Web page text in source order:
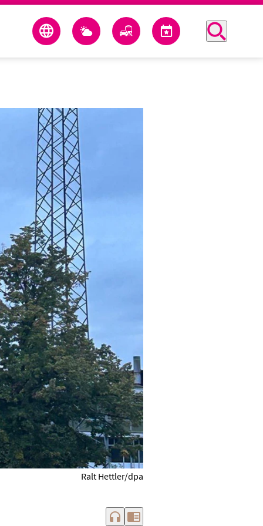
Ralt Hettler/dpa
headphones chrome_reader_mode